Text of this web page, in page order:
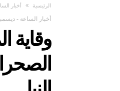
‫الرئيسية‬ أخبار
أخبار الساعة - ديسمبر 22,
وقاية